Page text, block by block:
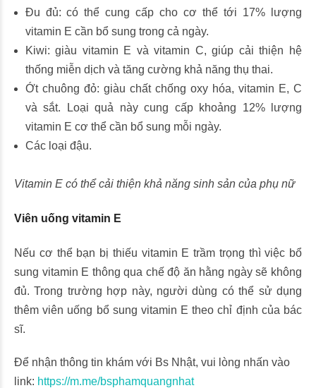
Đu đủ: có thể cung cấp cho cơ thể tới 17% lượng
vitamin E cần bổ sung trong cả ngày.
Kiwi: giàu vitamin E và vitamin C, giúp cải thiện hệ
thống miễn dịch và tăng cường khả năng thụ thai.
Ớt chuông đỏ: giàu chất chống oxy hóa, vitamin E, C
và sắt. Loại quả này cung cấp khoảng 12% lượng
vitamin E cơ thể cần bổ sung mỗi ngày.
Các loại đậu.
Vitamin E có thể cải thiện khả năng sinh sản của phụ nữ
Viên uống vitamin E
Nếu cơ thể bạn bị thiếu vitamin E trầm trọng thì việc bổ
sung vitamin E thông qua chế độ ăn hằng ngày sẽ không
đủ. Trong trường hợp này, người dùng có thể sử dụng
thêm viên uống bổ sung vitamin E theo chỉ định của bác
sĩ.
Để nhận thông tin khám với Bs Nhật, vui lòng nhấn vào
link: https://m.me/bsphamquangnhat